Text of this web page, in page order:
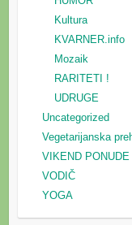
Kultura
KVARNER.info
Mozaik
RARITETI !
UDRUGE
Uncategorized
Vegetarijanska
VIKEND PONUDE
VODIČ
YOGA